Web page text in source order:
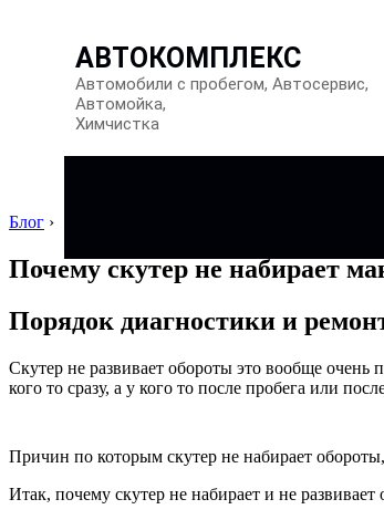
АВТОКОМПЛЕКС
Автомобили с пробегом, Автосервис,
Автомойка,
Химчистка
Блог ›
Почему скутер не набирает
Порядок диагностики и
Скутер не развивает обороты это вообще очень
кого то сразу, а у кого то после пробега или
Причин по которым скутер не набирает
Итак, почему скутер не набирает и не развивает